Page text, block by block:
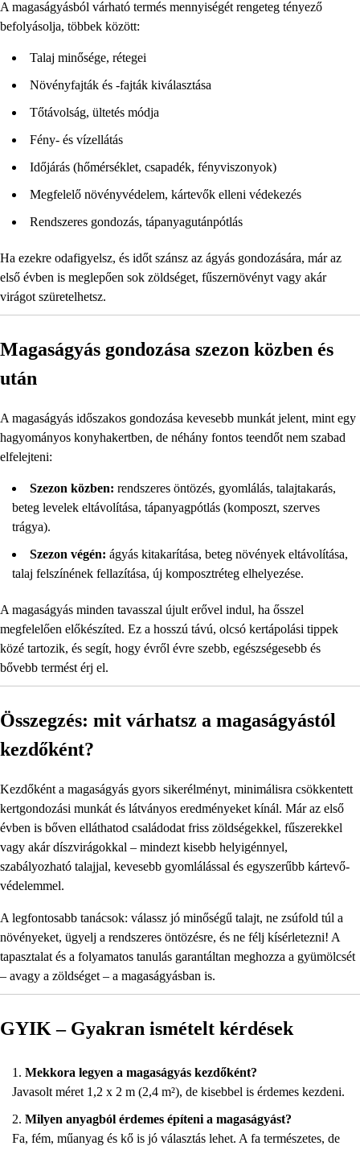
A magaságyásból várható termés mennyiségét rengeteg tényező
befolyásolja, többek között:
Talaj minősége, rétegei
Növényfajták és -fajták kiválasztása
Tőtávolság, ültetés módja
Fény- és vízellátás
Időjárás (hőmérséklet, csapadék, fényviszonyok)
Megfelelő növényvédelem, kártevők elleni védekezés
Rendszeres gondozás, tápanyagutánpótlás
Ha ezekre odafigyelsz, és időt szánsz az ágyás gondozására, már az
első évben is meglepően sok zöldséget, fűszernövényt vagy akár
virágot szüretelhetsz.
Magaságyás gondozása szezon közben és
után
A magaságyás időszakos gondozása kevesebb munkát jelent, mint egy
hagyományos konyhakertben, de néhány fontos teendőt nem szabad
elfelejteni:
Szezon közben: rendszeres öntözés, gyomlálás, talajtakarás,
beteg levelek eltávolítása, tápanyagpótlás (komposzt, szerves
trágya).
Szezon végén: ágyás kitakarítása, beteg növények eltávolítása,
talaj felszínének fellazítása, új komposztréteg elhelyezése.
A magaságyás minden tavasszal újult erővel indul, ha ősszel
megfelelően előkészíted. Ez a hosszú távú, olcsó kertápolási tippek
közé tartozik, és segít, hogy évről évre szebb, egészségesebb és
bővebb termést érj el.
Összegzés: mit várhatsz a magaságyástól
kezdőként?
Kezdőként a magaságyás gyors sikerélményt, minimálisra csökkentett
kertgondozási munkát és látványos eredményeket kínál. Már az első
évben is bőven elláthatod családodat friss zöldségekkel, fűszerekkel
vagy akár díszvirágokkal – mindezt kisebb helyigénnyel,
szabályozható talajjal, kevesebb gyomlálással és egyszerűbb kártevő-
védelemmel.
A legfontosabb tanácsok: válassz jó minőségű talajt, ne zsúfold túl a
növényeket, ügyelj a rendszeres öntözésre, és ne félj kísérletezni! A
tapasztalat és a folyamatos tanulás garantáltan meghozza a gyümölcsét
– avagy a zöldséget – a magaságyásban is.
GYIK – Gyakran ismételt kérdések
Mekkora legyen a magaságyás kezdőként?
Javasolt méret 1,2 x 2 m (2,4 m²), de kisebbel is érdemes kezdeni.
Milyen anyagból érdemes építeni a magaságyást?
Fa, fém, műanyag és kő is jó választás lehet. A fa természetes, de